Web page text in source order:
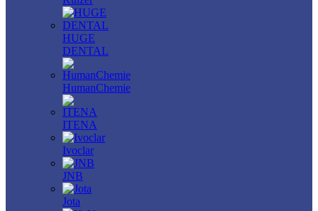
HUGE
DENTAL
HumanChemie
ITENA
Ivoclar
JNB
Jota